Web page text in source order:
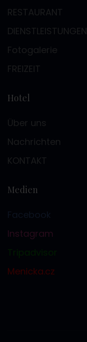
RESTAURANT
DIENSTLEISTUNGEN
Fotogalerie
FREIZEIT
Hotel
Über uns
Nachrichten
KONTAKT
Medien
Facebook
Instagram
Tripadvisor
Menicka.cz